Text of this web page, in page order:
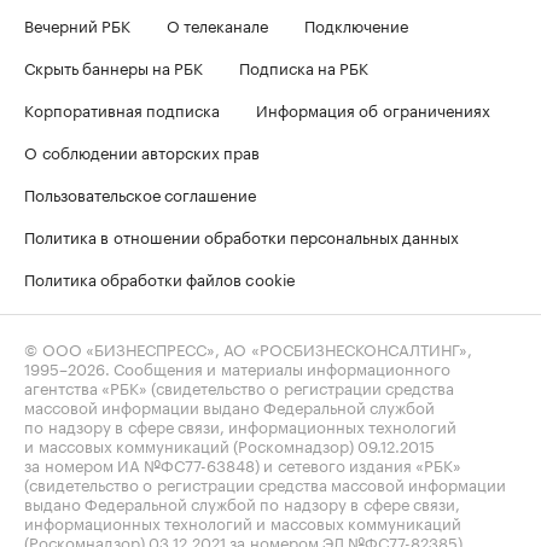
Вечерний РБК
О телеканале
Подключение
Скрыть баннеры на РБК
Подписка на РБК
Корпоративная подписка
Информация об ограничениях
О соблюдении авторских прав
Пользовательское соглашение
Политика в отношении обработки персональных данных
Политика обработки файлов cookie
© ООО «БИЗНЕСПРЕСС», АО «РОСБИЗНЕСКОНСАЛТИНГ»,
1995–2026 . Сообщения и материалы информационного
агентства «РБК» (свидетельство о регистрации средства
массовой информации выдано Федеральной службой
по надзору в сфере связи, информационных технологий
и массовых коммуникаций (Роскомнадзор) 09.12.2015
за номером ИА №ФС77-63848) и сетевого издания «РБК»
(свидетельство о регистрации средства массовой информации
выдано Федеральной службой по надзору в сфере связи,
информационных технологий и массовых коммуникаций
(Роскомнадзор) 03.12.2021 за номером ЭЛ №ФС77-82385)